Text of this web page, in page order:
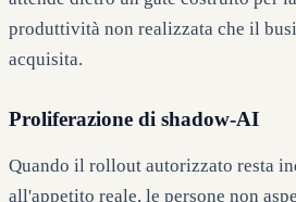
produttività non realizzata che il
acquisita.
Proliferazione di shadow-AI
Quando il rollout autorizzato resta
all'appetito reale, le persone non